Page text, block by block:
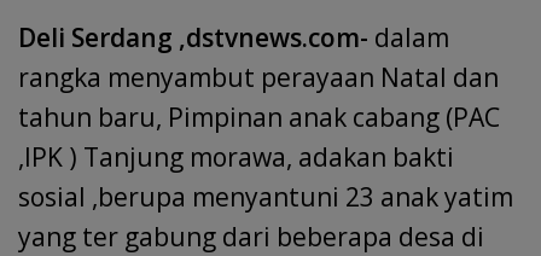
Deli Serdang ,dstvnews.com- dalam
rangka menyambut perayaan Natal dan
tahun baru, Pimpinan anak cabang (PAC
,IPK ) Tanjung morawa, adakan bakti
sosial ,berupa menyantuni 23 anak yatim
yang ter gabung dari beberapa desa di